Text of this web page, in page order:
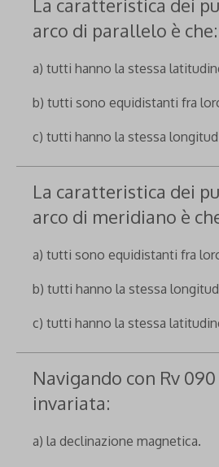
La caratteristica dei
arco di parallelo è che:
a) tutti hanno la stessa
b) tutti sono equidistanti fra
c) tutti hanno la stessa
La caratteristica dei
arco di meridiano è
a) tutti sono equidistanti fra
b) tutti hanno la stessa
c) tutti hanno la stessa
Navigando con Rv
invariata:
a) la declinazione magnetica.